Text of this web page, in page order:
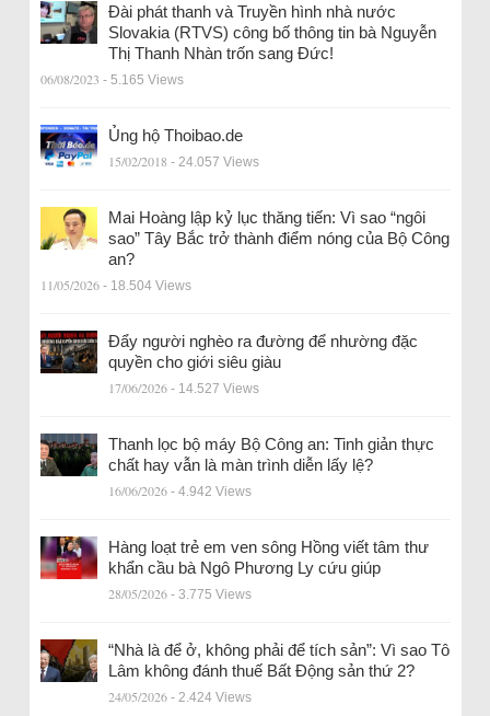
Đài phát thanh và Truyền hình nhà nước
Slovakia (RTVS) công bố thông tin bà Nguyễn
Thị Thanh Nhàn trốn sang Đức!
06/08/2023 - 5.165 Views
Ủng hộ Thoibao.de
15/02/2018 - 24.057 Views
Mai Hoàng lập kỷ lục thăng tiến: Vì sao “ngôi
sao” Tây Bắc trở thành điểm nóng của Bộ Công
an?
11/05/2026 - 18.504 Views
Đẩy người nghèo ra đường để nhường đặc
quyền cho giới siêu giàu
17/06/2026 - 14.527 Views
Thanh lọc bộ máy Bộ Công an: Tinh giản thực
chất hay vẫn là màn trình diễn lấy lệ?
16/06/2026 - 4.942 Views
Hàng loạt trẻ em ven sông Hồng viết tâm thư
khẩn cầu bà Ngô Phương Ly cứu giúp
28/05/2026 - 3.775 Views
“Nhà là để ở, không phải để tích sản”: Vì sao Tô
Lâm không đánh thuế Bất Động sản thứ 2?
24/05/2026 - 2.424 Views